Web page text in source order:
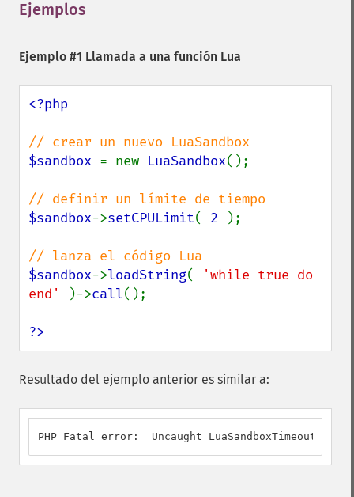
Ejemplos
Ejemplo #1 Llamada a una función Lua
<?php
$sandbox = new LuaSandbox();
$sandbox->setCPULimit( 2 );
$sandbox->loadString(
'while true do
end'
)->call();
?>
Resultado del ejemplo anterior es similar a:
PHP Fatal error:  Uncaught